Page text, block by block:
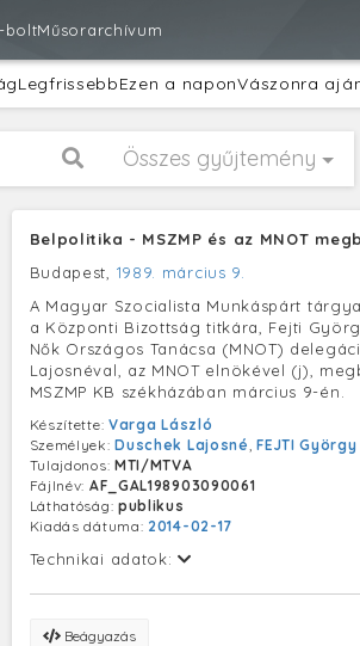
boltMűsorarchívum
LegfrissebbEzen a naponVászonra
Összes gyűjtemény
Belpolitika - MSZMP és az MNOT
Budapest, 1989. március 9.
A Magyar Szocialista Munkáspárt
a Központi Bizottság titkára, Fejti
Nők Országos Tanácsa (MNOT)
Lajosnéval, az MNOT elnökével (j),
MSZMP KB székházában március 9-én.
Készítette: Varga László
Személyek:Duschek Lajosné,FEJTI György
Tulajdonos: MTI/MTVA
Fájlnév: AF_GAL198903090061
Láthatóság: publikus
Kiadás dátuma: 2014-02-17
Technikai adatok:
Beágyazás